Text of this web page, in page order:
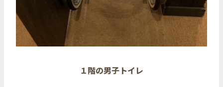
１階の男子トイレ